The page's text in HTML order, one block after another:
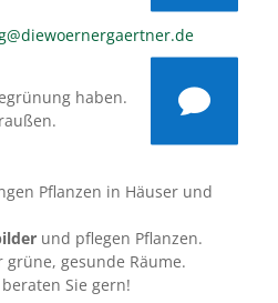
haben.
Pflanzen in Häuser und
und pflegen Pflanzen.
gesunde Räume.
Sie gern!
